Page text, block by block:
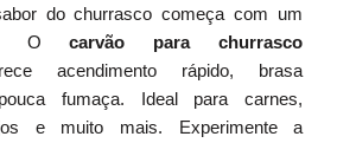
do churrasco começa com um
Ocarvão para churrasco
acendimento rápido, brasa
fumaça. Ideal para carnes,
e muito mais. Experimente a